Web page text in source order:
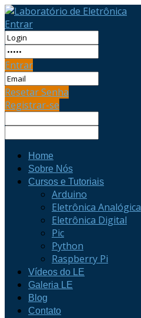
Entrar
Entrar
Resetar Senha
Registrar-se
Home
Sobre Nós
Cursos e Tutoriais
Arduino
Eletrônica Analógica
Eletrônica Digital
Pic
Python
Raspberry Pi
Vídeos do LE
Galeria LE
Blog
Contato